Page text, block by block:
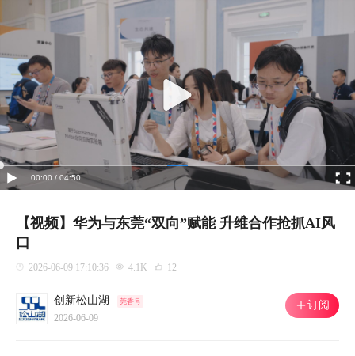
00:00 / 04:50
【视频】华为与东莞“双向”赋能 升维合作抢抓AI风
口
2026-06-09 17:10:36 4.1K 12
创新松山湖 莞香号
2026-06-09
订阅